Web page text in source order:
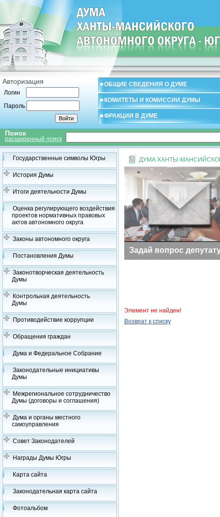
Авторизация
Логин
Пароль
ОБЩИЕ СВЕДЕНИЯ О ДУМЕ
КОМИТЕТЫ И КОМИССИИ ДУМЫ
ФРАКЦИИ В ДУМЕ
Поиск
расширенный поиск
Государственные символы Югры
История Думы
Итоги деятельности Думы
Оценка регулирующего воздействия
проектов нормативных правовых
актов автономного округа
Законы автономного округа
Постановления Думы
Законотворческая деятельность
Думы
Контрольная деятельность
Думы
Противодействие коррупции
Обращения граждан
Дума и Федеральное Собрание
Законодательные инициативы
Думы
Межрегиональное сотрудничество
Думы (договоры и соглашения)
Дума и органы местного
самоуправления
Совет Законодателей
Награды Думы Югры
Карта сайта
Законодательная карта сайта
Фотоальбом
ДУМА ХАНТЫ-
Заседания Думы Задай вопрос
Элемент не найден!
Возврат к списку